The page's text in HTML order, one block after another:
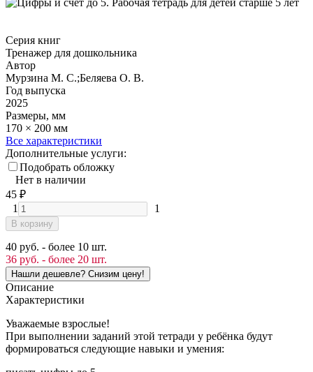
Серия книг
Тренажер для дошкольника
Автор
Мурзина М. С.;Беляева О. В.
Год выпуска
2025
Размеры, мм
170 × 200 мм
Все характеристики
Дополнительные услуги:
Подобрать обложку
Нет в наличии
45 ₽
1
1
В корзину
40 руб. - более 10 шт.
36 руб. - более 20 шт.
Описание
Характеристики
Уважаемые взрослые!
При выполнении заданий этой тетради у ребёнка будут
формироваться следующие навыки и умения: